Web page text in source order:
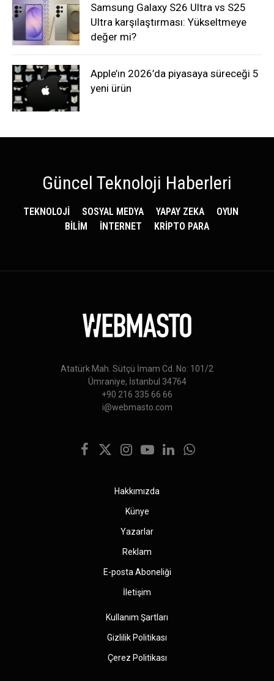
Samsung Galaxy S26 Ultra vs S25
Ultra karşılaştırması: Yükseltmeye
değer mi?
Apple’ın 2026’da piyasaya süreceği 5
yeni ürün
Güncel Teknoloji Haberleri
TEKNOLOJİ SOSYAL MEDYA YAPAY ZEKA
OYUN
BİLİM
İNTERNET KRİPTO PARA
Atatürk Mah. Sütçü İmam Cd. No: 101/2
Ümraniye, İstanbul 34764
+90 216 335 66 66
i@webmasto.com
Facebook
X
Instagram
YouTubeLinkedInWhatsApp
Hakkımızda
Künye
Yazarlar
Reklam
E-posta Aboneliği
İletişim
Kullanım Şartları
Gizlilik Politikası
Çerez Politikası